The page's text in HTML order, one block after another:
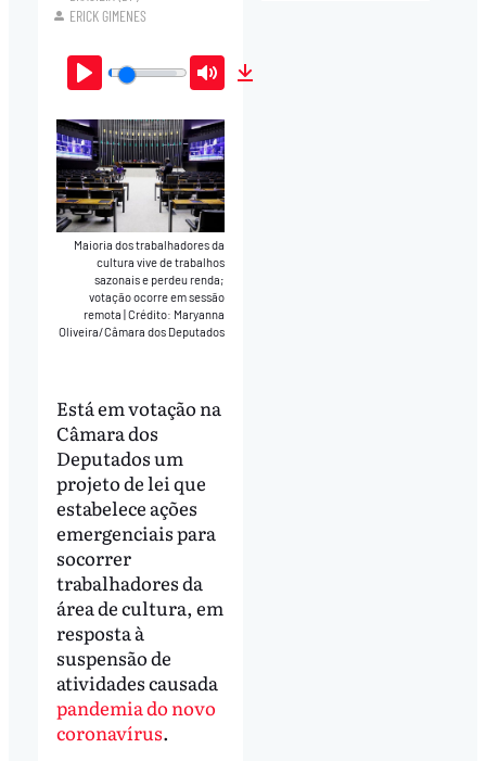
ERICK GIMENES
Play Mute
Maioria dos trabalhadores da
cultura vive de trabalhos
sazonais e perdeu renda;
votação ocorre em sessão
remota|Crédito: Maryanna
Oliveira/Câmara dos Deputados
Está em votação na
Câmara dos
Deputados um
projeto de lei que
estabelece ações
emergenciais para
socorrer
trabalhadores da
área de cultura, em
resposta à
suspensão de
atividades causada
pandemia do novo
coronavírus.